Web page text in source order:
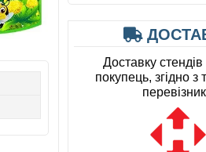
Доставку
покупець, згідно